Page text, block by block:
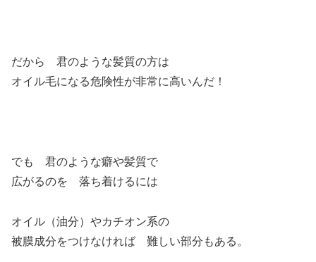
だから 君のような髪質の方は
オイル毛になる危険性が非常に高いんだ！
でも 君のような癖や髪質で
広がるのを 落ち着けるには
オイル（油分）やカチオン系の
被膜成分をつけなければ 難しい部分もある。